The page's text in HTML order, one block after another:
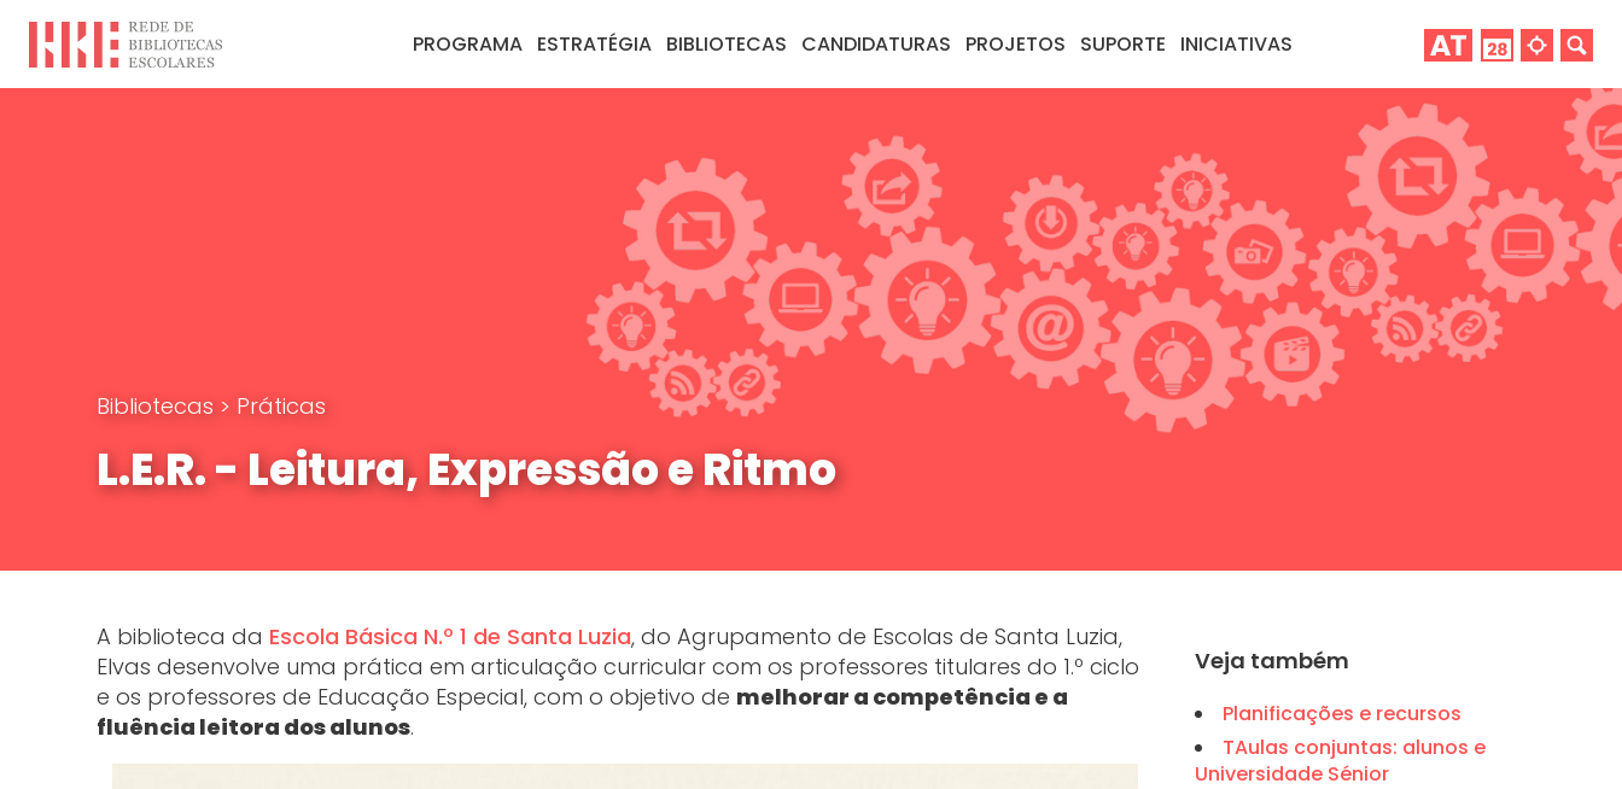
PROGRAMA ESTRATÉGIA BIBLIOTECAS CANDIDATURAS PROJETOS SUPORTE INICIATIVAS
Bibliotecas > Práticas
L.E.R. - Leitura, Expressão e Ritmo
A biblioteca da Escola Básica N.º 1 de Santa Luzia, do Agrupamento de Escolas de Santa Luzia,
Elvas desenvolve uma prática em articulação curricular com os professores titulares do 1.º ciclo
e os professores de Educação Especial, com o objetivo de melhorar a competência e a
fluência leitora dos alunos.
Veja também
Planificações e recursos
TAulas conjuntas: alunos e
Universidade Sénior